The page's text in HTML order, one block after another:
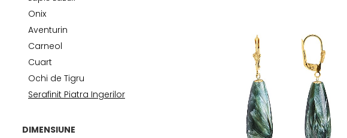
Seturi Perle cu Argint
Brățări cu Perle
Pandantive cu Perle
Brose cu Perle
Onix
Aventurin
Carneol
Cuart
Ochi de Tigru
Serafinit Piatra Ingerilor
DIMENSIUNE